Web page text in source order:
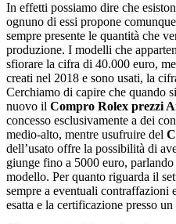
In effetti possiamo dire che
ognuno di essi propone
sempre presente le quantità che
produzione. I modelli che
sfiorare la cifra di 40.000 euro,
creati nel 2018 e sono usati, la
Cerchiamo di capire che quando
nuovo il Compro Rolex prezzi
concesso esclusivamente a dei
medio-alto, mentre usufruire del
dell’usato offre la possibilità di
giunge fino a 5000 euro,
modello. Per quanto riguarda il
sempre a eventuali contraffazioni
esatta e la certificazione presso